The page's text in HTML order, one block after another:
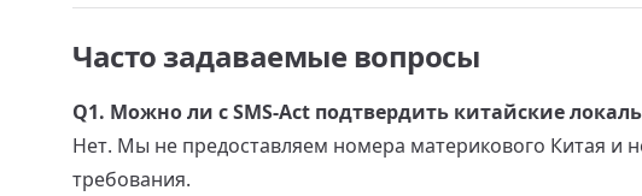
Часто задаваемые вопросы
Q1. Можно ли с SMS-Act подтвердить китайские
Нет. Мы не предоставляем номера материкового Китая и
требования.